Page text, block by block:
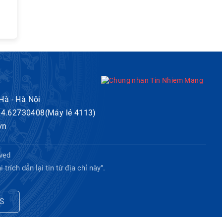
- Hà Nội
lẻ 4113)
trích dẫn lại tin từ địa chỉ này".